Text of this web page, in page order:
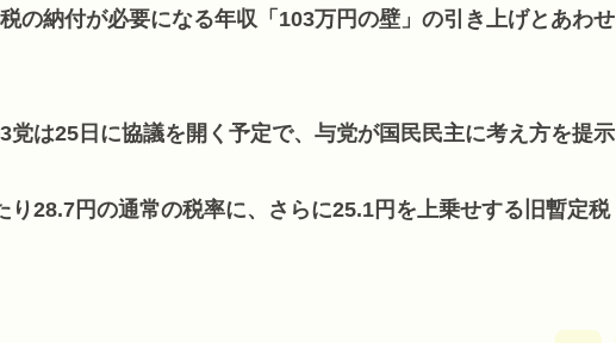
の納付が必要になる年収「103万円の壁」の引き上げとあわせ
党は25日に協議を開く予定で、与党が国民民主に考え方を提示
り28.7円の通常の税率に、さらに25.1円を上乗せする旧暫定税